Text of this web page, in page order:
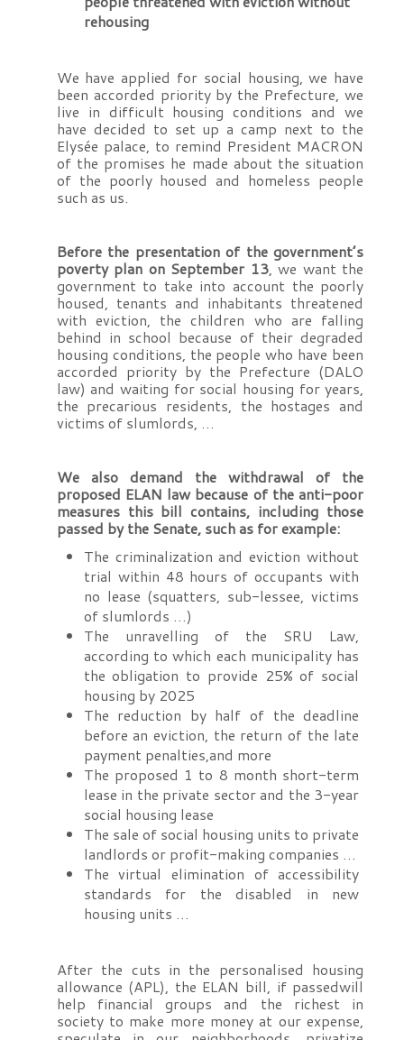
rehousing
We have applied for social housing, we have
been accorded priority by the Prefecture, we
live in difficult housing conditions and we
have decided to set up a camp next to the
Elysée palace, to remind President MACRON
of the promises he made about the situation
of the poorly housed and homeless people
such as us.
Before the presentation of the government’s
poverty plan on September 13, we want the
government to take into account the poorly
housed, tenants and inhabitants threatened
with eviction, the children who are falling
behind in school because of their degraded
housing conditions, the people who have been
accorded priority by the Prefecture (DALO
law) and waiting for social housing for years,
the precarious residents, the hostages and
victims of slumlords, …
We also demand the withdrawal of the
proposed ELAN law because of the anti-poor
measures this bill contains, including those
passed by the Senate, such as for example:
The criminalization and eviction without
trial within 48 hours of occupants with
no lease (squatters, sub-lessee, victims
of slumlords …)
The unravelling of the SRU Law,
according to which each municipality has
the obligation to provide 25% of social
housing by 2025
The reduction by half of the deadline
before an eviction, the return of the late
payment penalties,and more
The proposed 1 to 8 month short-term
lease in the private sector and the 3-year
social housing lease
The sale of social housing units to private
landlords or profit-making companies …
The virtual elimination of accessibility
standards for the disabled in new
housing units …
After the cuts in the personalised housing
allowance (APL), the ELAN bill, if passedwill
help financial groups and the richest in
society to make more money at our expense,